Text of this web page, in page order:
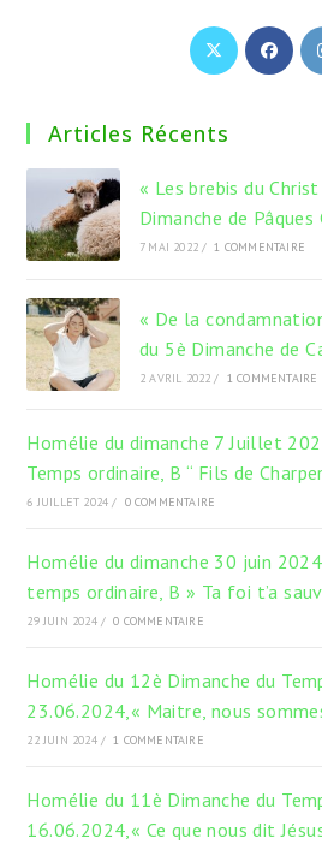
S’ouvre
dans
Articles Récents
« Les brebis du
Dimanche de Pâques
7 MAI 2022 / 1 COMMENTAIRE
« De la
du 5è Dimanche de
2 AVRIL 2022 / 1 COMMENTAIRE
Homélie du dimanche 7 Juillet
Temps ordinaire, B “ Fils de
6 JUILLET 2024 / 0 COMMENTAIRE
Homélie du dimanche 30 juin
temps ordinaire, B » Ta foi t’a
29 JUIN 2024 / 0 COMMENTAIRE
Homélie du 12è Dimanche du
23.06.2024,« Maitre, nous
22 JUIN 2024 / 1 COMMENTAIRE
Homélie du 11è Dimanche du
16.06.2024,« Ce que nous dit